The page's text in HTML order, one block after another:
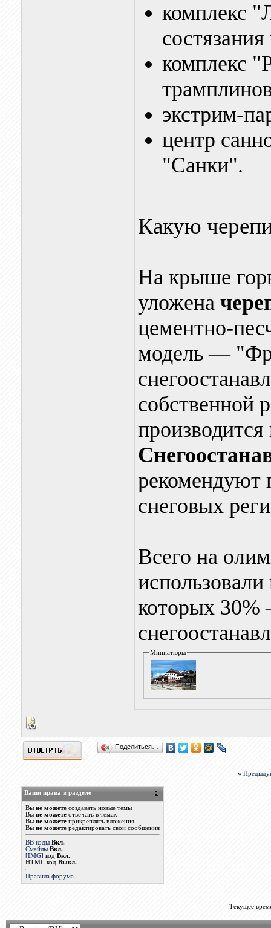
комплекс
комплекс
экстрим-
центр
"Санки".
Какую
На крыше
уложена
цементно-
модель —
собственной
рекомендуют
снеговых
Всего на
которых 30%
Миниатюры
Поделиться…
«
Ваши права в разделе
Вы не можетесоздавать новые темы
Вы не можетеотвечать в темах
Вы не можетеприкреплять вложения
Вы не можетередактировать свои сообщения
BB коды Вкл.
Смайлы Вкл.
[IMG] код Вкл.
HTML код Выкл.
Правила форума
Текущее